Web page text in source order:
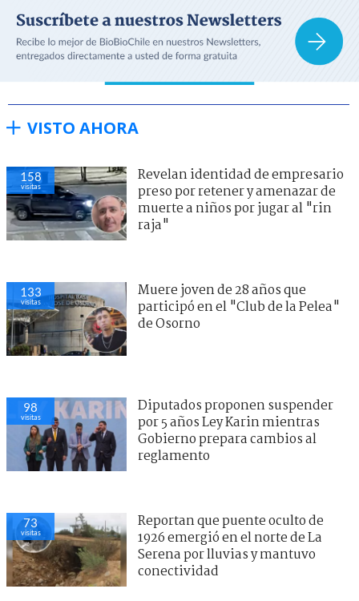
VISTO AHORA
158
visitas
Revelan identidad de empresario
preso por retener y amenazar de
muerte a niños por jugar al "rin
raja"
133
visitas
Muere joven de 28 años que
participó en el "Club de la Pelea"
de Osorno
98
visitas
Diputados proponen suspender
por 5 años Ley Karin mientras
Gobierno prepara cambios al
reglamento
73
visitas
Reportan que puente oculto de
1926 emergió en el norte de La
Serena por lluvias y mantuvo
conectividad